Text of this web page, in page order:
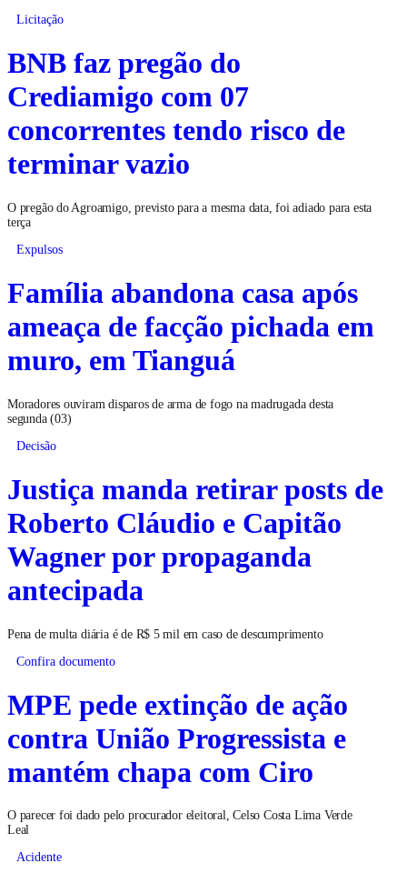
Licitação
BNB faz pregão do
Crediamigo com 07
concorrentes tendo risco de
terminar vazio
O pregão do Agroamigo, previsto para a mesma data, foi adiado para esta
terça
Expulsos
Família abandona casa após
ameaça de facção pichada em
muro, em Tianguá
Moradores ouviram disparos de arma de fogo na madrugada desta
segunda (03)
Decisão
Justiça manda retirar posts de
Roberto Cláudio e Capitão
Wagner por propaganda
antecipada
Pena de multa diária é de R$ 5 mil em caso de descumprimento
Confira documento
MPE pede extinção de ação
contra União Progressista e
mantém chapa com Ciro
O parecer foi dado pelo procurador eleitoral, Celso Costa Lima Verde
Leal
Acidente